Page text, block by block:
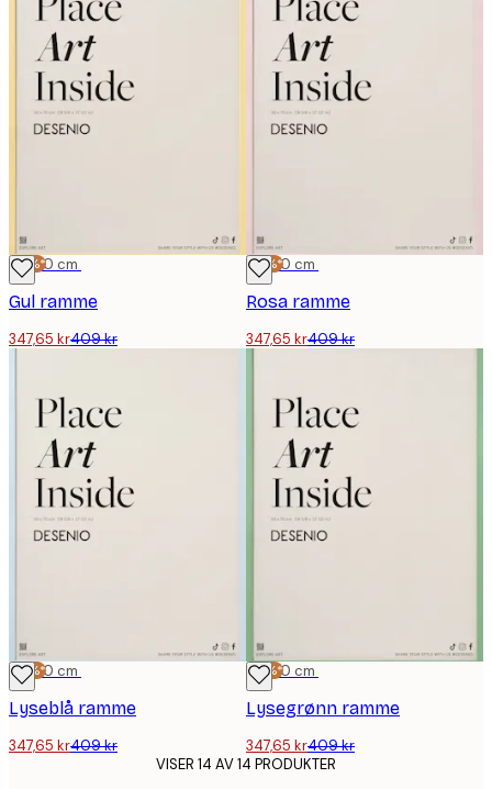
-15%*
50x70 cm
Gul ramme
347,65 kr409 kr
-15%*
50x70 cm
Rosa ramme
347,65 kr409 kr
-15%*
50x70 cm
Lyseblå ramme
347,65 kr409 kr
-15%*
50x70 cm
Lysegrønn ramme
347,65 kr409 kr
VISER 14 AV 14 PRODUKTER